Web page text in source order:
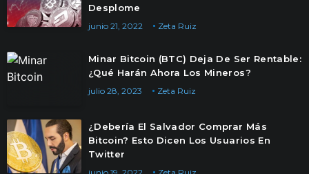
Desplome
Zeta Ruiz
junio 21, 2022
Minar Bitcoin (BTC) Deja De Ser Rentable:
¿Qué Harán Ahora Los Mineros?
Zeta Ruiz
julio 28, 2023
¿Debería El Salvador Comprar Más
Bitcoin? Esto Dicen Los Usuarios En
Twitter